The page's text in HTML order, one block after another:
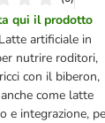
qui il prodotto
artificiale in
nutrire roditori,
con il biberon,
come latte
e integrazione,